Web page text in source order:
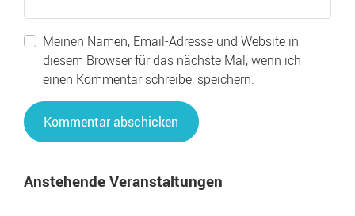
Meinen Namen, Email-Adresse und Website in
diesem Browser für das nächste Mal, wenn ich
einen Kommentar schreibe, speichern.
Anstehende Veranstaltungen